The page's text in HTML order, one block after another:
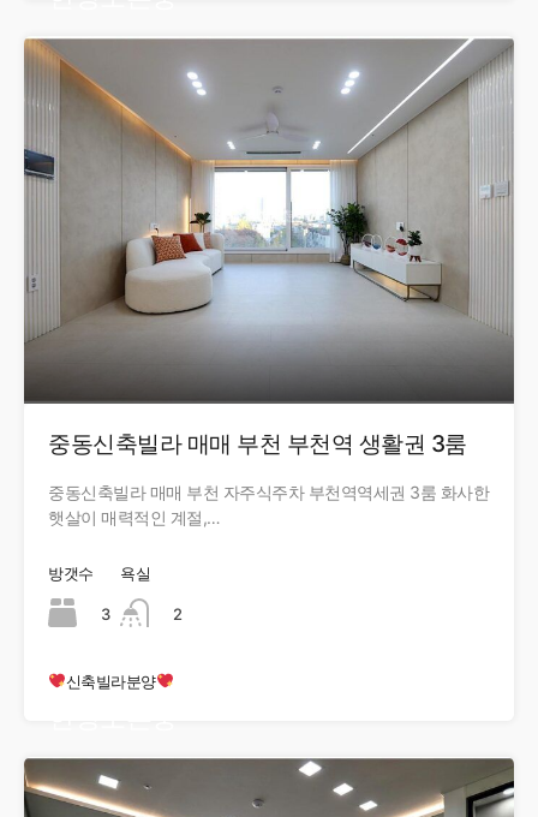
중동신축빌라 매매 부천 부천역 생활권 3룸
중동신축빌라 매매 부천 자주식주차 부천역역세권 3룸 화사한
햇살이 매력적인 계절,…
방갯수
3
욕실
2
신축빌라분양